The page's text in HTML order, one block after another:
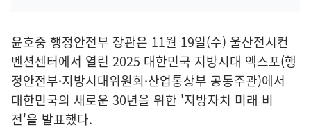
윤호중 행정안전부 장관은 11월 19일(수) 울산전시컨
벤션센터에서 열린 2025 대한민국 지방시대 엑스포(행
정안전부·지방시대위원회·산업통상부 공동주관)에서
대한민국의 새로운 30년을 위한 '지방자치 미래 비
전'을 발표했다.